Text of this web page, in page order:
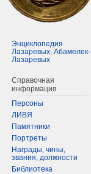
Энциклопедия
Лазаревых, Абамелек-
Лазаревых
Справочная
информация
Персоны
ЛИВЯ
Памятники
Портреты
Награды, чины,
звания, должности
Библиотека